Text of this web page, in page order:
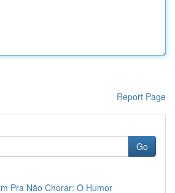
Report Page
Go
Pra Não Chorar: O Humor